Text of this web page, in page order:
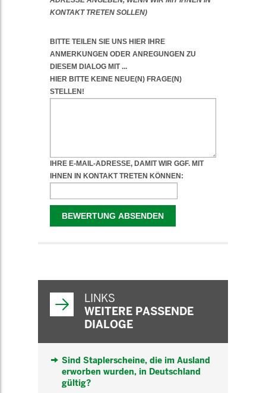
LINKS
WEITERE PASSENDE
DIALOGE
Sind Staplerscheine, die im Ausland
erworben wurden, in Deutschland
gültig?